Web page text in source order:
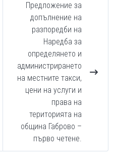
Предложение за
допълнение на
разпоредби на
Наредба за
определянето и
администрирането
на местните такси,
цени на услуги и
права на
територията на
община Габрово –
първо четене.